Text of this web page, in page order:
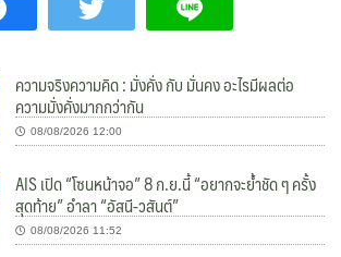
ความจริงความคิด : มั่งคั่ง กับ มั่นคง อะไรมีผลต่อ
ความมั่งคั่งมากกว่ากัน
08/08/2026 12:00
AIS เปิด “โซนหน้าจอ” 8 ก.ย.นี้ “อยากจะย้ำชัด ๆ ครั้ง
สุดท้าย” อำลา “อัสนี-วสันต์”
08/08/2026 11:52